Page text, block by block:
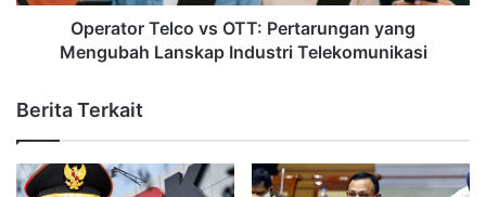
Operator Telco vs OTT: Pertarungan yang
Mengubah Lanskap Industri Telekomunikasi
Berita Terkait